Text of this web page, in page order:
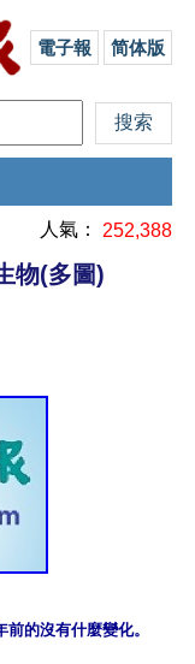
電子報 简体版
人氣： 252,388
物(多圖)
的沒有什麼變化。